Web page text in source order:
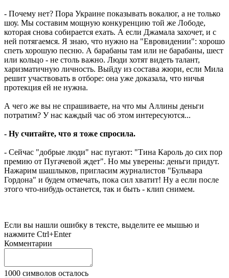
- Почему нет? Пора Украине показывать вокалюг, а не только
шоу. Мы составим мощную конкуренцию той же Лободе,
которая снова собирается ехать. А если Джамала захочет, и с
ней потягаемся. Я знаю, что нужно на "Евровидении": хорошо
спеть хорошую песню. А барабаны там или не барабаны, шест
или кольцо - не столь важно. Люди хотят видеть талант,
харизматичную личность. Выйду из состава жюри, если Мила
решит участвовать в отборе: она уже доказала, что ничья
протекция ей не нужна.
А чего же вы не спрашиваете, на что мы Аллины деньги
потратим? У нас каждый час об этом интересуются...
- Ну считайте, что я тоже спросила.
- Сейчас "добрые люди" нас пугают: "Тина Кароль до сих пор
премию от Пугачевой ждет". Но мы уверены: деньги придут.
Нажарим шашлыков, пригласим журналистов "Бульвара
Гордона" и будем отмечать, пока сил хватит! Ну а если после
этого что-нибудь останется, так и быть - клип снимем.
Если вы нашли ошибку в тексте, выделите ее мышью и
нажмите Ctrl+Enter
Комментарии
1000 символов осталось